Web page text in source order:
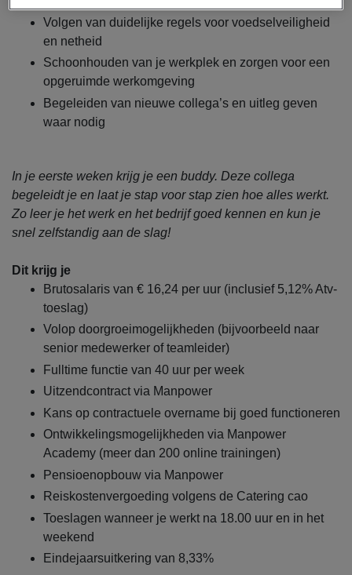
Volgen van duidelijke regels voor voedselveiligheid
en netheid
Schoonhouden van je werkplek en zorgen voor een
opgeruimde werkomgeving
Begeleiden van nieuwe collega’s en uitleg geven
waar nodig
In je eerste weken krijg je een buddy. Deze collega
begeleidt je en laat je stap voor stap zien hoe alles werkt.
Zo leer je het werk en het bedrijf goed kennen en kun je
snel zelfstandig aan de slag!
Dit krijg je
Brutosalaris van € 16,24 per uur (inclusief 5,12% Atv-
toeslag)
Volop doorgroeimogelijkheden (bijvoorbeeld naar
senior medewerker of teamleider)
Fulltime functie van 40 uur per week
Uitzendcontract via Manpower
Kans op contractuele overname bij goed functioneren
Ontwikkelingsmogelijkheden via Manpower
Academy (meer dan 200 online trainingen)
Pensioenopbouw via Manpower
Reiskostenvergoeding volgens de Catering cao
Toeslagen wanneer je werkt na 18.00 uur en in het
weekend
Eindejaarsuitkering van 8,33%